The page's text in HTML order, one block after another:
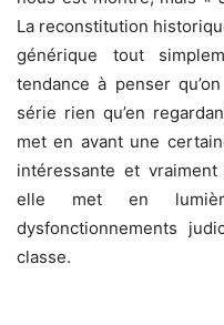
La reconstitution
générique tout
tendance à penser
série rien qu’en
met en avant une
intéressante et
elle met en
dysfonctionnements
classe.